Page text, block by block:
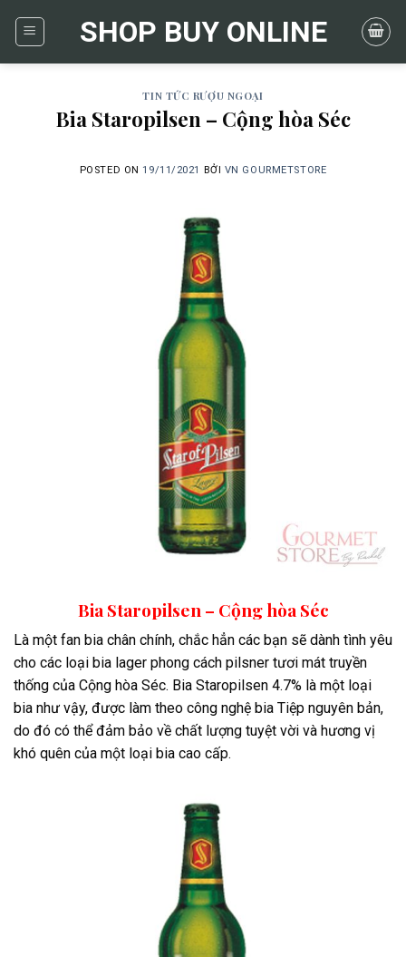
SHOP BUY ONLINE
TIN TỨC RƯỢU NGOẠI
Bia Staropilsen – Cộng hòa Séc
POSTED ON19/11/2021 BỞI VN GOURMETSTORE
Bia Staropilsen – Cộng hòa Séc
Là một fan bia chân chính, chắc hẳn các bạn sẽ dành tình yêu
cho các loại bia lager phong cách pilsner tươi mát truyền
thống của Cộng hòa Séc. Bia Staropilsen 4.7% là một loại
bia như vậy, được làm theo công nghệ bia Tiệp nguyên bản,
do đó có thể đảm bảo về chất lượng tuyệt vời và hương vị
khó quên của một loại bia cao cấp.